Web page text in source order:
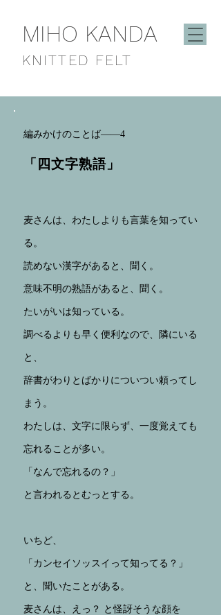
MIHO KANDA
KNITTED FELT
編みかけのことば——4
「四文字熟語」
麦さんは、わたしよりも言葉を知ってい
る。
読めない漢字があると、聞く。
意味不明の熟語があると、聞く。
たいがいは知っている。
調べるよりも早く便利なので、隣にいる
と、
辞書がわりとばかりについつい頼ってし
まう。
わたしは、文字に限らず、一度覚えても
忘れることが多い。
「なんで忘れるの？」
と言われるとむっとする。
いちど、
「カンセイソッスイって知ってる？」
と、聞いたことがある。
麦さんは、えっ？ と怪訝そうな顔を